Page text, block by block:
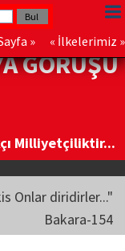
» « İlkelerimiz »
GÖRÜŞÜ
Milliyetçiliktir...
Onlar diridirler..."
Bakara-154